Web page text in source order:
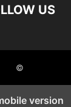
US
©
version